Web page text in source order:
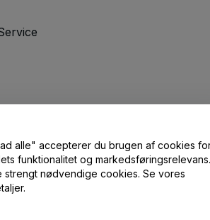
/ Kontakt os
alle" accepterer du brugen af cookies
funktionalitet og markedsføringsrelevans.
strengt nødvendige cookies. Se vores